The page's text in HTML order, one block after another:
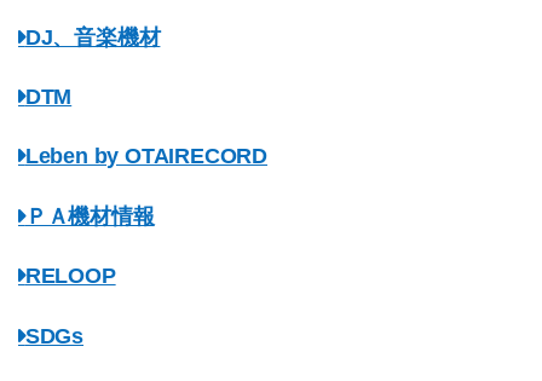
DJ、音楽機材
DTM
Leben by OTAIRECORD
ＰＡ機材情報
RELOOP
SDGs